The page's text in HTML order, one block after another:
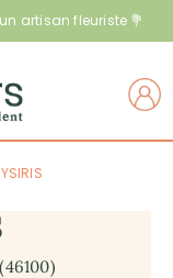
artisan fleuriste 💐